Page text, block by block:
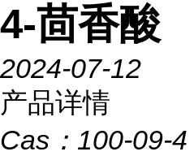
4-茴香酸
2024-07-12
产品详情
Cas： 100-09-4